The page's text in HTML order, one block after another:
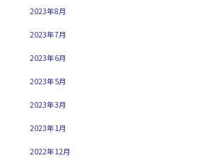
2023年8月
2023年7月
2023年6月
2023年5月
2023年3月
2023年1月
2022年12月